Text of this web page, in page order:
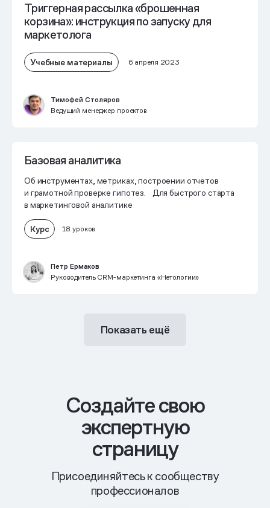
Триггерная рассылка «брошенная
корзина»: инструкция по запуску для
маркетолога
Учебные материалы 6 апреля 2023
Тимофей Столяров
Ведущий менеджер проектов
Базовая аналитика
Об инструментах, метриках, построении отчетов
и грамотной проверке гипотез. Для быстрого старта
в маркетинговой аналитике
Курс 18 уроков
Петр Ермаков
Руководитель CRM-маркетинга «Нетологии»
Показать ещё
Cоздайте свою
экспертную
страницу
Присоединяйтесь к сообществу
профессионалов